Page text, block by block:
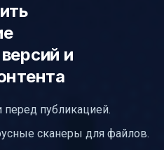
и
публикацией.
сканеры для файлов.